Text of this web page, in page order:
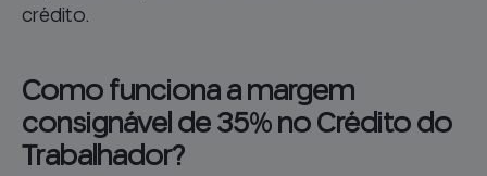
crédito.
Como funciona a margem
consignável de 35% no Crédito do
Trabalhador?